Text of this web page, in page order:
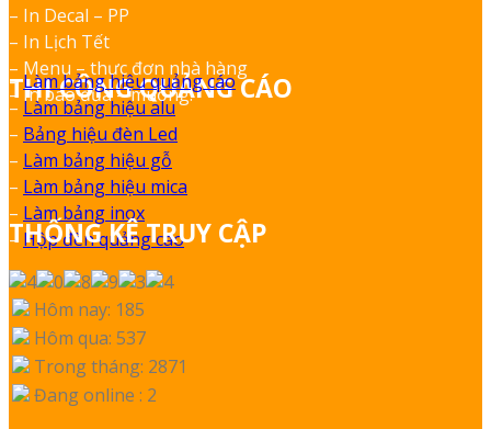
– In Decal – PP
– In Lịch Tết
– Menu – thực đơn nhà hàng
– In bao đũa – muỗng.
THI CÔNG QUẢNG CÁO
–Làm bảng hiệu quảng cáo
– Làm bảng hiệu alu
– Bảng hiệu đèn Led
– Làm bảng hiệu gỗ
– Làm bảng hiệu mica
– Làm bảng inox
– Hộp đèn quảng cáo
THỐNG KÊ TRUY CẬP
Hôm nay: 185
Hôm qua: 537
Trong tháng: 2871
Đang online : 2